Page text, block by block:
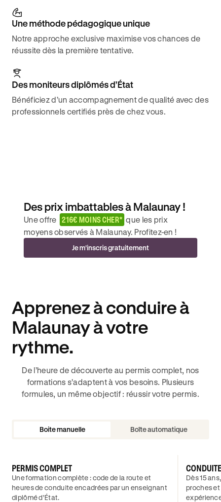
Une méthode pédagogique unique
Notre approche exclusive maximise vos chances de
réussite dès la première tentative.
Des moniteurs diplômés d’État
Bénéficiez d’un accompagnement de qualité avec des
professionnels certifiés près de chez vous.
Des prix imbattables à Malaunay !
Une offre 216€ MOINS CHER* que les prix
moyens observés à Malaunay. Profitez-en !
Je m'inscris gratuitement
Apprenez à conduire à
Malaunay à votre
rythme.
De l’heure de découverte au permis complet, nos
formations s'adaptent à vos besoins. Plusieurs
formules, un même objectif : réussir votre permis.
Boite manuelle Boîte automatique
PERMIS COMPLET
Une formation complète : code de la route et
heures de conduite encadrées par un enseignant
diplômé d’État.
Dès 15
proches